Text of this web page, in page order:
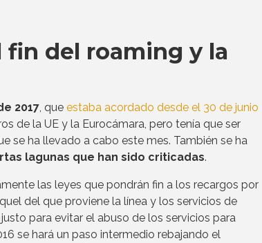
fin del roaming y la
2017 , que estaba acordado desde el 30 de junio
de la UE y la Eurocámara, pero tenía que ser
se ha llevado a cabo este mes. También se ha
lagunas que han sido criticadas.
las leyes que pondrán fin a los recargos por
del que proviene la línea y los servicios de
para evitar el abuso de los servicios para
se hará un paso intermedio rebajando el